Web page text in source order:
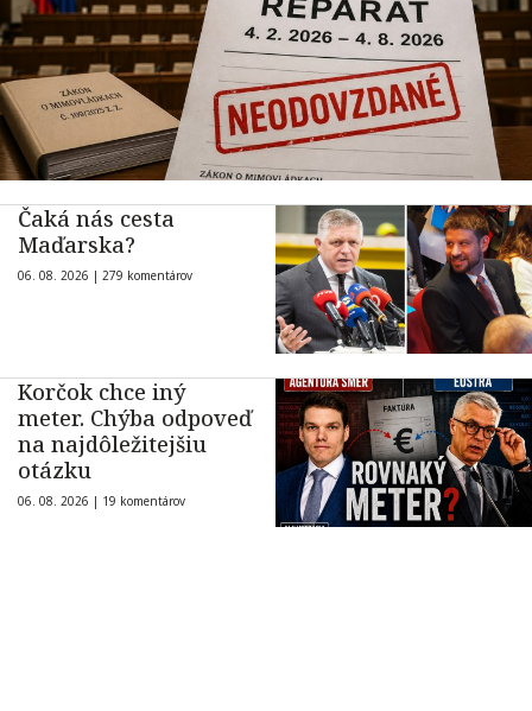
Čaká nás cesta
Maďarska?
06. 08. 2026 | 279 komentárov
Korčok chce iný
meter. Chýba odpoveď
na najdôležitejšiu
otázku
06. 08. 2026 | 19 komentárov